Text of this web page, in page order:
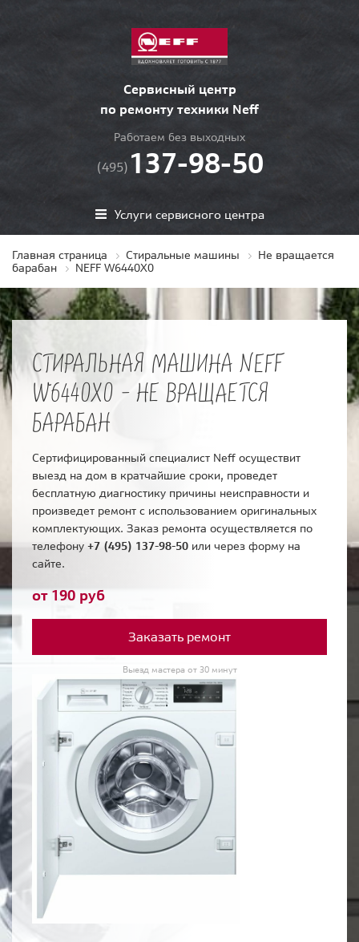
Сервисный центр
по ремонту техники Neff
Работаем без выходных
(495) 137-98-50
Услуги сервисного центра
Главная страница Стиральные машины
Не вращается
барабан
NEFF W6440X0
СТИРАЛЬНАЯ МАШИНА NEFF
W6440X0 - НЕ ВРАЩАЕТСЯ
БАРАБАН
Сертифицированный специалист Neff осуществит
выезд на дом в кратчайшие сроки, проведет
бесплатную диагностику причины неисправности и
произведет ремонт с использованием оригинальных
комплектующих. Заказ ремонта осуществляется по
телефону +7 (495) 137-98-50 или через форму на
сайте.
от 190 руб
Заказать ремонт
Выезд мастера от 30 минут